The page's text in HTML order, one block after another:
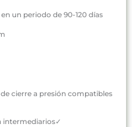
un periodo de 90-120 días
cierre a presión compatibles
intermediarios✓